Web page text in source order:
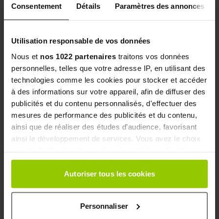
Consentement Détails Paramètres des annonces
Utilisation responsable de vos données
Nous et nos 1022 partenaires traitons vos données
personnelles, telles que votre adresse IP, en utilisant des
technologies comme les cookies pour stocker et accéder
à des informations sur votre appareil, afin de diffuser des
publicités et du contenu personnalisés, d'effectuer des
mesures de performance des publicités et du contenu,
ainsi que de réaliser des études d’audience, favorisant
ainsi le développement de services. Vous avez le choix
Vous pouvez modifier ou retirer votre consentement à
tout moment en consultant la Déclaration relative aux
cookies ou en cliquant sur l'icône de confidentialité.
Si vous le permettez, nous aimerions également :
Autoriser tous les cookies
Personnaliser
raffinage peuvent altérer la teneur en minéraux des
aliments, rendant difficile la couverture des
UTILISATION, DOSAGE ET CONSEILS
PRATIQUES
À QUEL MOMENT PRENDRE DES
ÉLECTROLYTES ?
Les électrolytes sont particulièrement utiles avant
après un épisode de forte chaleur ou une
transpiration excessive. Pour optimiser leur
efficacité, il est recommandé de prendre une dose